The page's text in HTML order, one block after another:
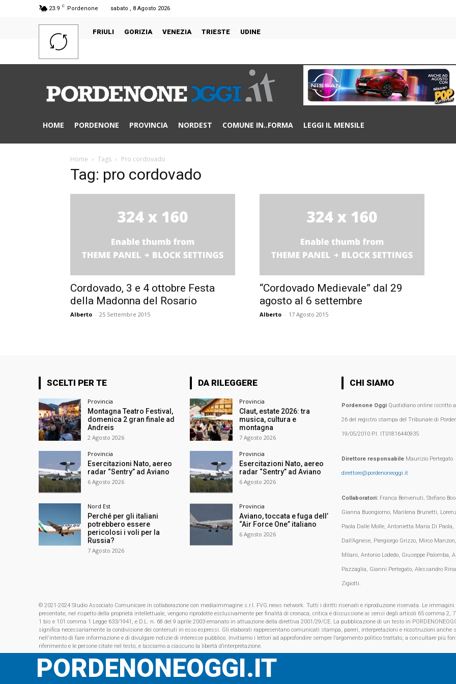
23.9 C Pordenone sabato , 8 Agosto 2026
FRIULI GORIZIA VENEZIA TRIESTE UDINE
HOME PORDENONE PROVINCIA NORDEST COMUNE IN..FORMA LEGGI IL MENSILE
Home Tags Pro cordovado
Tag: pro cordovado
Cordovado, 3 e 4 ottobre Festa
della Madonna del Rosario
Alberto - 25 Settembre 2015
“Cordovado Medievale” dal 29
agosto al 6 settembre
Alberto - 17 Agosto 2015
SCELTI PER TE
Provincia
Montagna Teatro Festival,
domenica 2 gran finale ad
Andreis
2 Agosto 2026
Provincia
Esercitazioni Nato, aereo
radar “Sentry” ad Aviano
6 Agosto 2026
Nord Est
Perché per gli italiani
potrebbero essere
pericolosi i voli per la
Russia?
7 Agosto 2026
DA RILEGGERE
Provincia
Claut, estate 2026: tra
musica, cultura e
montagna
7 Agosto 2026
Provincia
Esercitazioni Nato, aereo
radar “Sentry” ad Aviano
6 Agosto 2026
Provincia
Aviano, toccata e fuga dell’
“Air Force One” italiano
6 Agosto 2026
CHI SIAMO
Pordenone OggiQuotidiano online iscritto
26 del registro stampa del Tribunale di
19/05/2010 P.I. IT01816440935
Direttore responsabileMaurizio Pertegato
direttore@pordenoneoggi.it
Collaboratori:Franca Benvenuti, Stefano
Gianna Buongiorno, Marilena Brunetti,
Paola Dalle Molle, Antonietta Maria Di Paola,
Dall’Agnese, Piergiorgo Grizzo, Mirco
Milani, Antonio Lodedo, Giuseppe Palomba,
Pazzaglia, Gianni Pertegato, Alessandro
Zigiotti.
© 2021-2024 Studio Associato Comunicare in collaborazione con mediaimmagine s.r.l. FVG.news network. Tutti i diritti riservati e riproduzione riservata. Le immagini
presentate, nel rispetto della proprietà intellettuale, vengono riprodotte esclusivamente per finalità di cronaca, critica e discussione ai sensi degli articoli 65 comma 2,
1 bis e 101 comma 1 Legge 633/1941, e D.L. n. 68 del 9 aprile 2003 emanato in attuazione della direttiva 2001/29/CE. La pubblicazione di un testo in
significa necessariamente la condivisione dei contenuti in esso espressi. Gli elaborati rappresentano comunicati stampa, pareri, interpretazioni e ricostruzioni anche
nell'intento di fare informazione e di divulgare notizie di interesse pubblico. Invitiamo i lettori ad approfondire sempre l’argomento politico trattato, a consultare più
riferimento e le persone citate nel testo, e lasciamo a ciascuno la libertà d’interpretazione.
PORDENONEOGGI.IT